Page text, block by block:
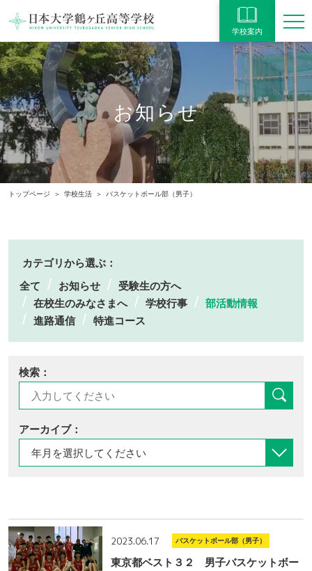
学校案内
お知らせ
トップページ 学校生活 バスケットボール部（男子）
カテゴリから選ぶ：
全て
お知らせ
受験生の方へ
在校生のみなさまへ
学校行事
部活動情報
進路通信
特進コース
検索：
アーカイブ：
2023.06.17 バスケットボール部（男子）
東京都ベスト３２ 男子バスケットボー